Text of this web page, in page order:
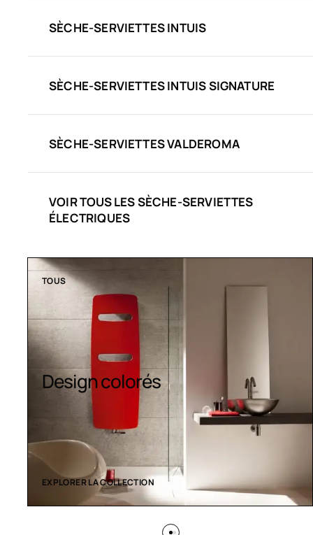
SÈCHE-SERVIETTES INTUIS
SÈCHE-SERVIETTES INTUIS SIGNATURE
SÈCHE-SERVIETTES VALDEROMA
VOIR TOUS LES SÈCHE-SERVIETTES
ÉLECTRIQUES
Sèche-serviettes
contemporains
EXPLORER LA COLLECTION